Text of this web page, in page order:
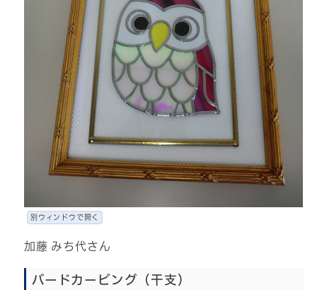
別ウィンドウで開く
加藤 みち代さん
バードカービング（干支）